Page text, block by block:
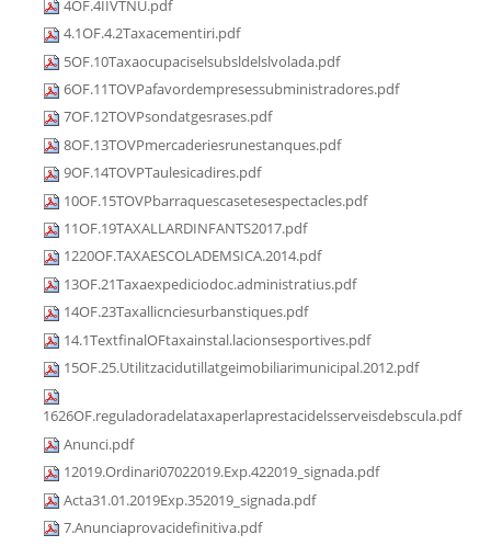
4OF.4IIVTNU.pdf
4.1OF.4.2Taxacementiri.pdf
5OF.10Taxaocupaciselsubsldelslvolada.pdf
6OF.11TOVPafavordempresessubministradores.pdf
7OF.12TOVPsondatgesrases.pdf
8OF.13TOVPmercaderiesrunestanques.pdf
9OF.14TOVPTaulesicadires.pdf
10OF.15TOVPbarraquescasetesespectacles.pdf
11OF.19TAXALLARDINFANTS2017.pdf
1220OF.TAXAESCOLADEMSICA.2014.pdf
13OF.21Taxaexpediciodoc.administratius.pdf
14OF.23Taxallicnciesurbanstiques.pdf
14.1TextfinalOFtaxainstal.lacionsesportives.pdf
15OF.25.Utilitzacidutillatgeimobiliarimunicipal.2012.pdf
1626OF.reguladoradelataxaperlaprestacidelsserveisdebscula.pdf
Anunci.pdf
12019.Ordinari07022019.Exp.422019_signada.pdf
Acta31.01.2019Exp.352019_signada.pdf
7.Anunciaprovacidefinitiva.pdf